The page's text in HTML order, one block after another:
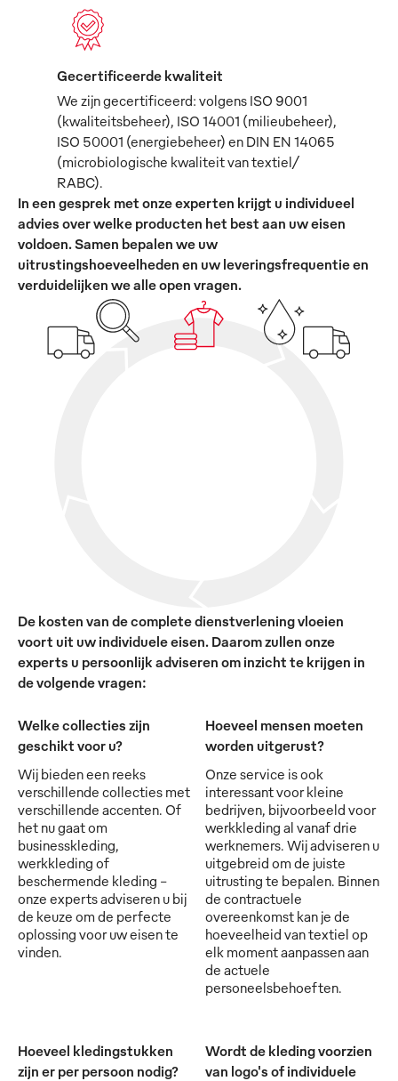
Gecertificeerde kwaliteit
We zijn gecertificeerd: volgens ISO 9001
(kwaliteitsbeheer), ISO 14001 (milieubeheer),
ISO 50001 (energiebeheer) en DIN EN 14065
(microbiologische kwaliteit van textiel/
RABC).
In een gesprek met onze experten krijgt u individueel
advies over welke producten het best aan uw eisen
voldoen. Samen bepalen we uw
uitrustingshoeveelheden en uw leveringsfrequentie en
verduidelijken we alle open vragen.
De kosten van de complete dienstverlening vloeien
voort uit uw individuele eisen. Daarom zullen onze
experts u persoonlijk adviseren om inzicht te krijgen in
de volgende vragen:
Welke collecties zijn
geschikt voor u?
Wij bieden een reeks
verschillende collecties met
verschillende accenten. Of
het nu gaat om
businesskleding,
werkkleding of
beschermende kleding -
onze experts adviseren u bij
de keuze om de perfecte
oplossing voor uw eisen te
vinden.
Hoeveel mensen moeten
worden uitgerust?
Onze service is ook
interessant voor kleine
bedrijven, bijvoorbeeld voor
werkkleding al vanaf drie
werknemers. Wij adviseren u
uitgebreid om de juiste
uitrusting te bepalen. Binnen
de contractuele
overeenkomst kan je de
hoeveelheid van textiel op
elk moment aanpassen aan
de actuele
personeelsbehoeften.
Hoeveel kledingstukken
zijn er per persoon nodig?
Wordt de kleding voorzien
van logo's of individuele